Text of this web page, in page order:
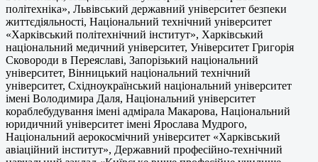
політехніка», Львівський державний університет безпеки
життєдіяльності, Національний технічний університет
«Харківський політехнічний інститут», Харківський
національний медичний університет, Університет Григорія
Сковороди в Переяславі, Запорізький національний
університет, Вінницький національний технічний
університет, Східноукраїнський національний університет
імені Володимира Даля, Національний університет
кораблебудування імені адмірала Макарова, Національний
юридичний університет імені Ярослава Мудрого,
Національний аерокосмічний університет «Харківський
авіаційний інститут», Державний професійно-технічний